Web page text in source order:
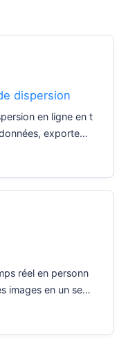
dispersion
en ligne en t
exportez
facilement dive
réel en personn
images en un seul
et rappo